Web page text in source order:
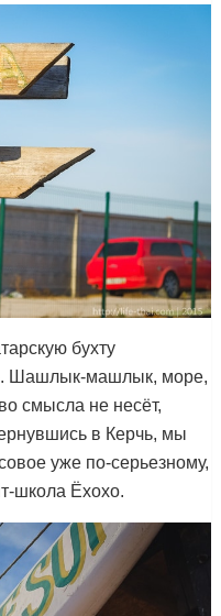
бухту
Шашлык-машлык, море,
смысла не несёт,
в Керчь, мы
уже по-серьезному,
школа Ёхохо.